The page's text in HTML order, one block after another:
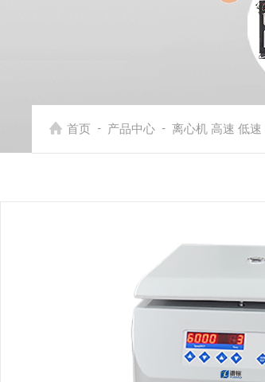
首页 - 产品中心 - 离心机 高速 低速